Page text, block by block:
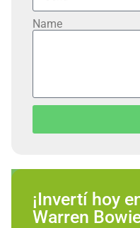
Name
¡Invertí hoy
Warren